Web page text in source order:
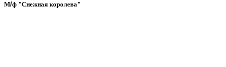
М/ф "Снежная королева"